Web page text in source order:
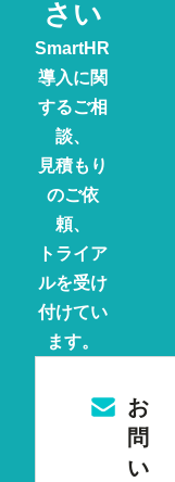
さい
SmartHR
導入に関
するご相
談、
見積もり
のご依
頼、
トライア
ルを受け
付けてい
ます。
お
問
い